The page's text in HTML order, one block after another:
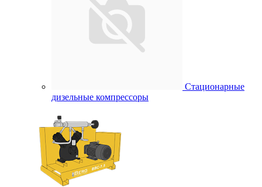
Стационарные
дизельные компрессоры